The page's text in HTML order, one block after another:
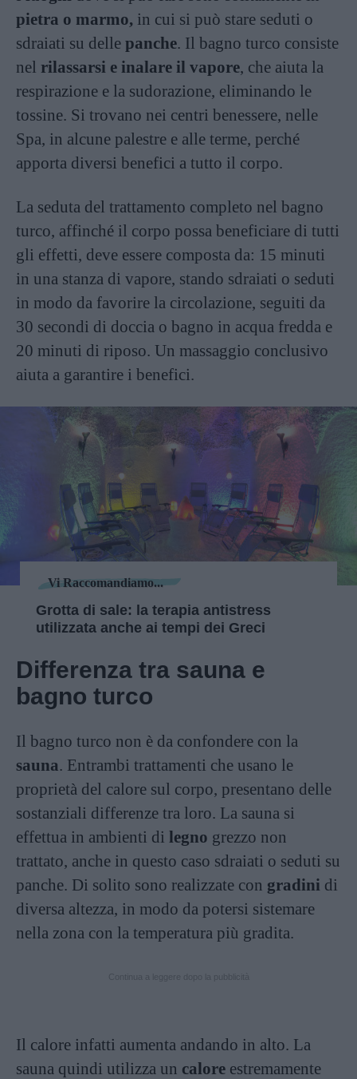
pietra o marmo, in cui si può stare seduti o
sdraiati su delle panche. Il bagno turco consiste
nel rilassarsi e inalare il vapore, che aiuta la
respirazione e la sudorazione, eliminando le
tossine. Si trovano nei centri benessere, nelle
Spa, in alcune palestre e alle terme, perché
apporta diversi benefici a tutto il corpo.
La seduta del trattamento completo nel bagno
turco, affinché il corpo possa beneficiare di tutti
gli effetti, deve essere composta da: 15 minuti
in una stanza di vapore, stando sdraiati o seduti
in modo da favorire la circolazione, seguiti da
30 secondi di doccia o bagno in acqua fredda e
20 minuti di riposo. Un massaggio conclusivo
aiuta a garantire i benefici.
Vi Raccomandiamo...
Grotta di sale: la terapia antistress
utilizzata anche ai tempi dei Greci
Differenza tra sauna e
bagno turco
Il bagno turco non è da confondere con la
sauna. Entrambi trattamenti che usano le
proprietà del calore sul corpo, presentano delle
sostanziali differenze tra loro. La sauna si
effettua in ambienti di legno grezzo non
trattato, anche in questo caso sdraiati o seduti su
panche. Di solito sono realizzate con gradini di
diversa altezza, in modo da potersi sistemare
nella zona con la temperatura più gradita.
Il calore infatti aumenta andando in alto. La
sauna quindi utilizza un calore estremamente